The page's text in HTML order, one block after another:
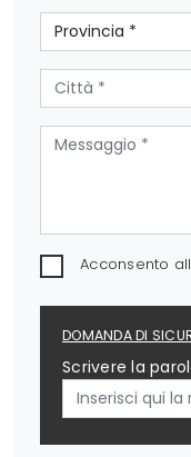
Acconsento
DOMANDA DI
Scrivere la